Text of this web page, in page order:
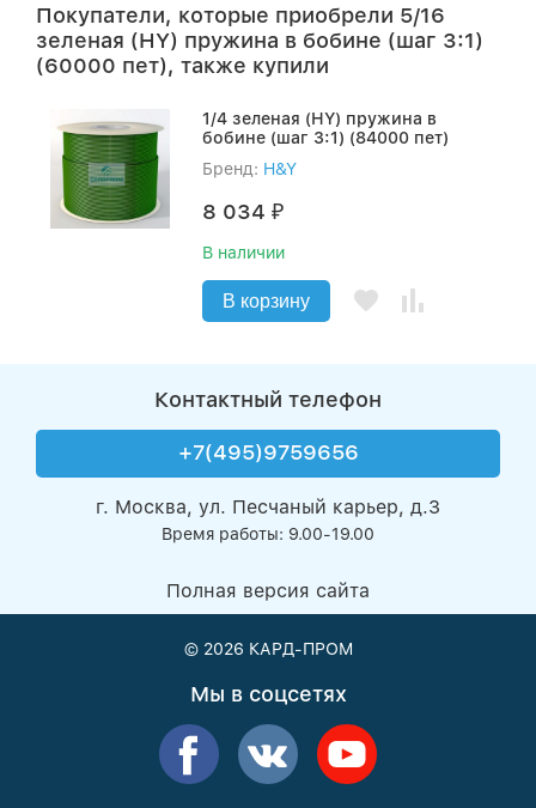
Покупатели, которые приобрели 5/16
зеленая (HY) пружина в бобине (шаг 3:1)
(60000 пет), также купили
1/4 зеленая (HY) пружина в
бобине (шаг 3:1) (84000 пет)
Бренд: H&Y
8 034₽
В наличии
В корзину
Контактный телефон
+7(495)9759656
г. Москва, ул. Песчаный карьер, д.3
Время работы: 9.00-19.00
Полная версия сайта
© 2026 КАРД-ПРОМ
Мы в соцсетях